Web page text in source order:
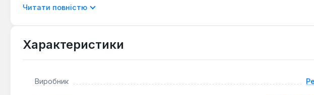
гнучкість у виборі енергоносія.
Тривала автономність:
Котел Ретра-4М Trio 40 кВт є ідеальним рішенням для власників приватних
Читати повністю
Характеристики
Виробник